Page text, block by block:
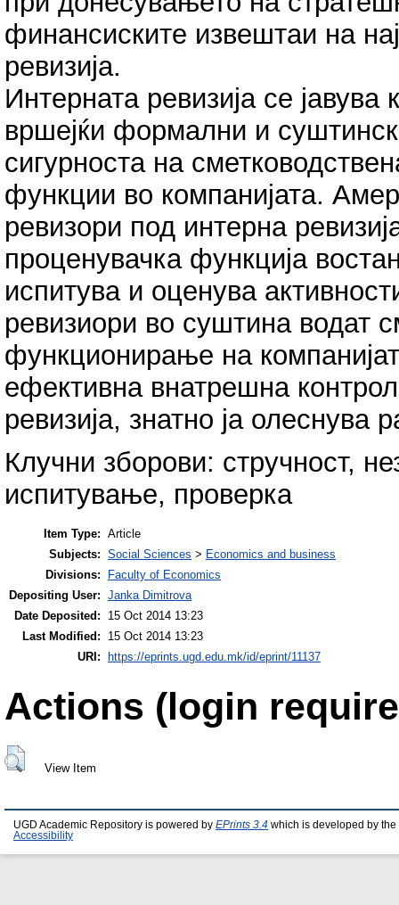
финансиските извештаи на
ревизија.
Интерната ревизија се јавува
вршејќи формални и
сигурноста на
функции во компанијата.
ревизори под интерна
проценувачка функција
испитува и оценува
ревизиори во суштина водат
функционирање на
ефективна внатрешна
ревизија, знатно ја олеснува
Клучни зборови: стручност,
испитување, проверка
Item Type: Article
Subjects: Social Sciences > Economics and business
Divisions:
Faculty of Economics
Depositing User: Janka Dimitrova
Date Deposited:
15 Oct 2014 13:23
Last Modified:
15 Oct 2014 13:23
URI:
https://eprints.ugd.edu.mk/id/eprint/11137
Actions (login
View Item
UGD Academic Repository is powered by EPrints 3.4 which is developed by the
Accessibility